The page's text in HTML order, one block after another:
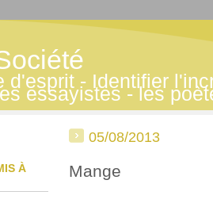
d'esprit - Identifier
essayistes - les
À
05/08/2013
Mange